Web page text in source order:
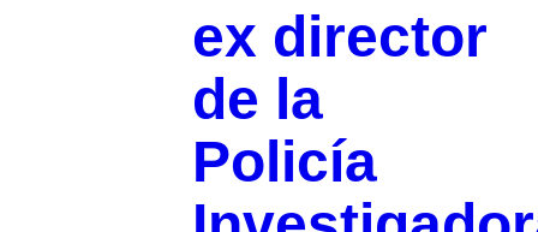
ex director
de la
Policía